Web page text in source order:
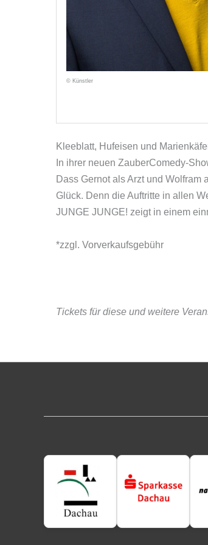
© Künstler
Kleeblatt, Hufeisen und
In ihrer neuen ZauberComedy-
Dass Gernot als Arzt und
Glück. Denn die Auftritte in allen
JUNGE JUNGE! zeigt in einem
*zzgl. Vorverkaufsgebühr
Tickets für diese und weitere